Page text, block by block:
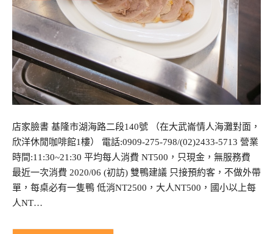
店家臉書 基隆市湖海路二段140號 （在大武崙情人海灘對面，
欣洋休閒咖啡館1樓） 電話:0909-275-798/(02)2433-5713 營業
時間:11:30~21:30 平均每人消費 NT500，只現金，無服務費
最近一次消費 2020/06 (初訪) 雙鴨建議 只接預約客，不做外帶
單，每桌必有一隻鴨 低消NT2500，大人NT500，國小以上每
人NT…